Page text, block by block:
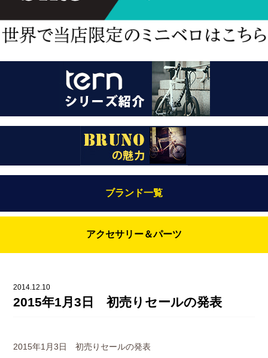
ブランド一覧
Bianchi（ビアンキ）
BRUNO(ブルーノ)
DAHON（ダホーン）
アクセサリー＆パーツ
knog（ノグ）
カスタム ペイント
2014.12.10
2015年1月3日 初売りセールの発表
2015年1月3日 初売りセールの発表